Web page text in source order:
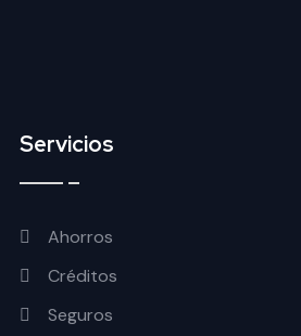
Servicios
Ahorros
Créditos
Seguros